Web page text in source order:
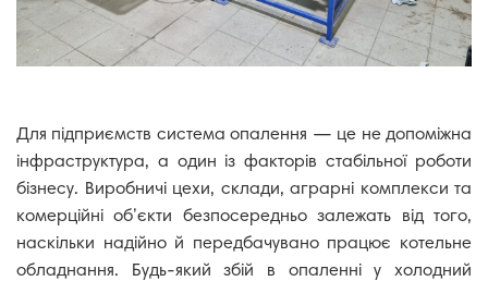
КОНТАКТИ
РОЗПРОДАЖ
Пелетний котел
BEETERM
Пелетний котел
Пелетний котел
BEETERM
Пелетний котел
BEETERM
Пелетний котел
BEETERM
Для підприємств система опалення — це не допоміжна
інфраструктура, а один із факторів стабільної роботи
бізнесу. Виробничі цехи, склади, аграрні комплекси та
комерційні об’єкти безпосередньо залежать від того,
наскільки надійно й передбачувано працює котельне
обладнання. Будь-який збій в опаленні у холодний